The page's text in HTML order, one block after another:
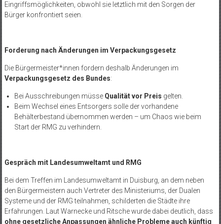
Eingriffsmöglichkeiten, obwohl sie letztlich mit den Sorgen der
Bürger konfrontiert seien.
Forderung nach Änderungen im Verpackungsgesetz
Die Bürgermeister*innen fordern deshalb Änderungen im
Verpackungsgesetz des Bundes:
Bei Ausschreibungen müsse Qualität vor Preis gelten.
Beim Wechsel eines Entsorgers solle der vorhandene
Behälterbestand übernommen werden – um Chaos wie beim
Start der RMG zu verhindern.
Gespräch mit Landesumweltamt und RMG
Bei dem Treffen im Landesumweltamt in Duisburg, an dem neben
den Bürgermeistern auch Vertreter des Ministeriums, der Dualen
Systeme und der RMG teilnahmen, schilderten die Städte ihre
Erfahrungen. Laut Warnecke und Ritsche wurde dabei deutlich, dass
ohne gesetzliche Anpassungen ähnliche Probleme auch künftig